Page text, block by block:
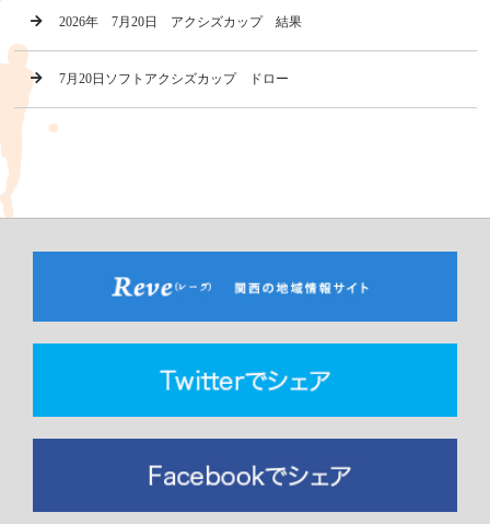
2026年 7月20日 アクシズカップ 結果
7月20日ソフトアクシズカップ ドロー